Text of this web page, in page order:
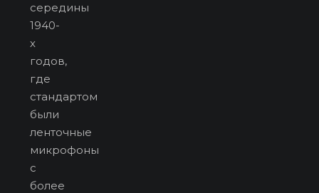
середины
1940-
х
годов,
где
стандартом
были
ленточные
микрофоны
с
более